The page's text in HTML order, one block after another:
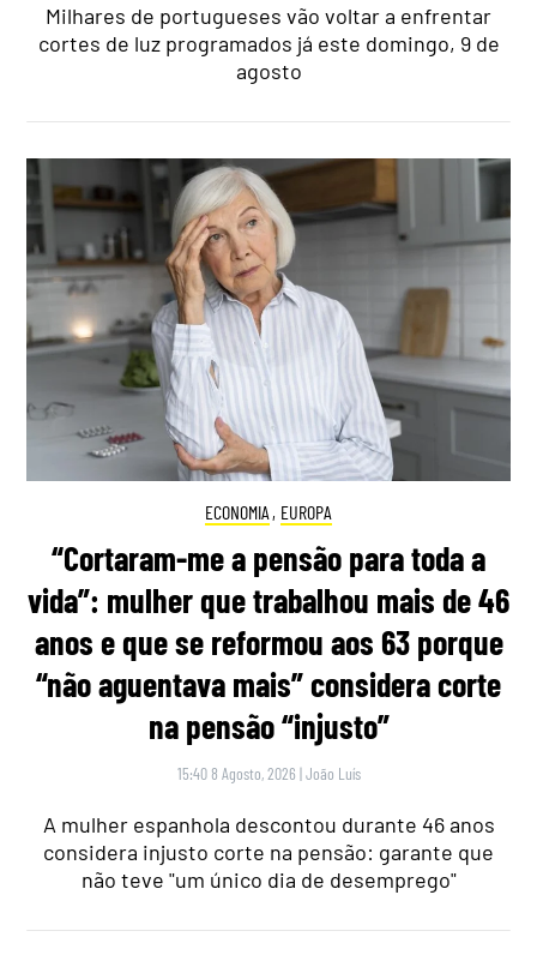
Milhares de portugueses vão voltar a enfrentar
cortes de luz programados já este domingo, 9 de
agosto
ECONOMIA , EUROPA
“Cortaram-me a pensão para toda a
vida”: mulher que trabalhou mais de 46
anos e que se reformou aos 63 porque
“não aguentava mais” considera corte
na pensão “injusto”
15:40 8 Agosto, 2026 |João Luís
A mulher espanhola descontou durante 46 anos
considera injusto corte na pensão: garante que
não teve "um único dia de desemprego"